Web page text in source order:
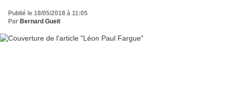
Publié le 18/05/2018 à 11:05
Par Bernard Gueit